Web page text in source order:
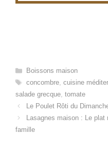
Categories
Boissons maison
Tags
concombre, cuisine
salade grecque, tomate
Le Poulet Rôti du
Lasagnes maison : Le
famille